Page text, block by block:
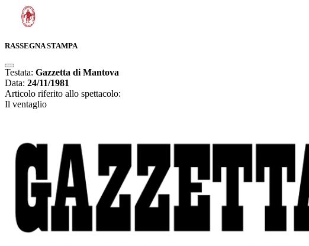
RASSEGNA STAMPA
Testata: Gazzetta di Mantova
Data: 24/11/1981
Articolo riferito allo spettacolo:
Il ventaglio